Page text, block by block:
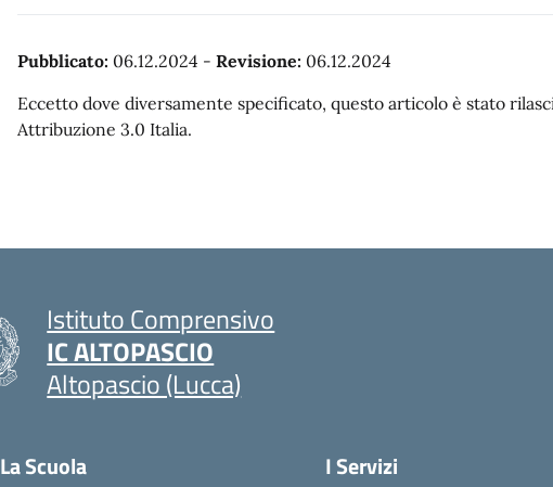
Pubblicato: 06.12.2024 - Revisione: 06.12.2024
Eccetto dove diversamente specificato, questo articolo è stato
Attribuzione 3.0 Italia.
Istituto Comprensivo
IC ALTOPASCIO
Altopascio (Lucca)
La Scuola I Servizi